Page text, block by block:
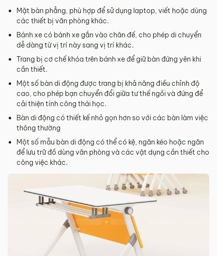
Mặt bàn phẳng, phù hợp để sử dụng laptop, viết hoặc dùng
các thiết bị văn phòng khác.
Bánh xe có bánh xe gắn vào chân đế, cho phép di chuyển
dễ dàng từ vị trí này sang vị trí khác.
Trang bị cơ chế khóa trên bánh xe để giữ bàn đứng yên khi
cần thiết.
Một số bàn di động được trang bị khả năng điều chỉnh độ
cao, cho phép bạn chuyển đổi giữa tư thế ngồi và đứng để
cải thiện tính công thái học.
Bàn di động có thiết kế nhỏ gọn hơn so với các bàn làm việc
thông thường
Một số mẫu bàn di động có thể có kệ, ngăn kéo hoặc ngăn
để lưu trữ đồ dùng văn phòng và các vật dụng cần thiết cho
công việc khác.